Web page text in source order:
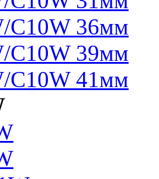
C10W 36мм
C10W 39мм
C10W 41мм